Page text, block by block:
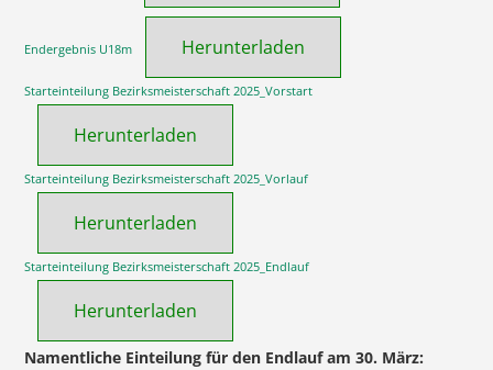
Endergebnis U18m Herunterladen
Starteinteilung Bezirksmeisterschaft 2025_Vorstart
Herunterladen
Starteinteilung Bezirksmeisterschaft 2025_Vorlauf
Herunterladen
Starteinteilung Bezirksmeisterschaft 2025_Endlauf
Herunterladen
Namentliche Einteilung für den Endlauf am 30. März: